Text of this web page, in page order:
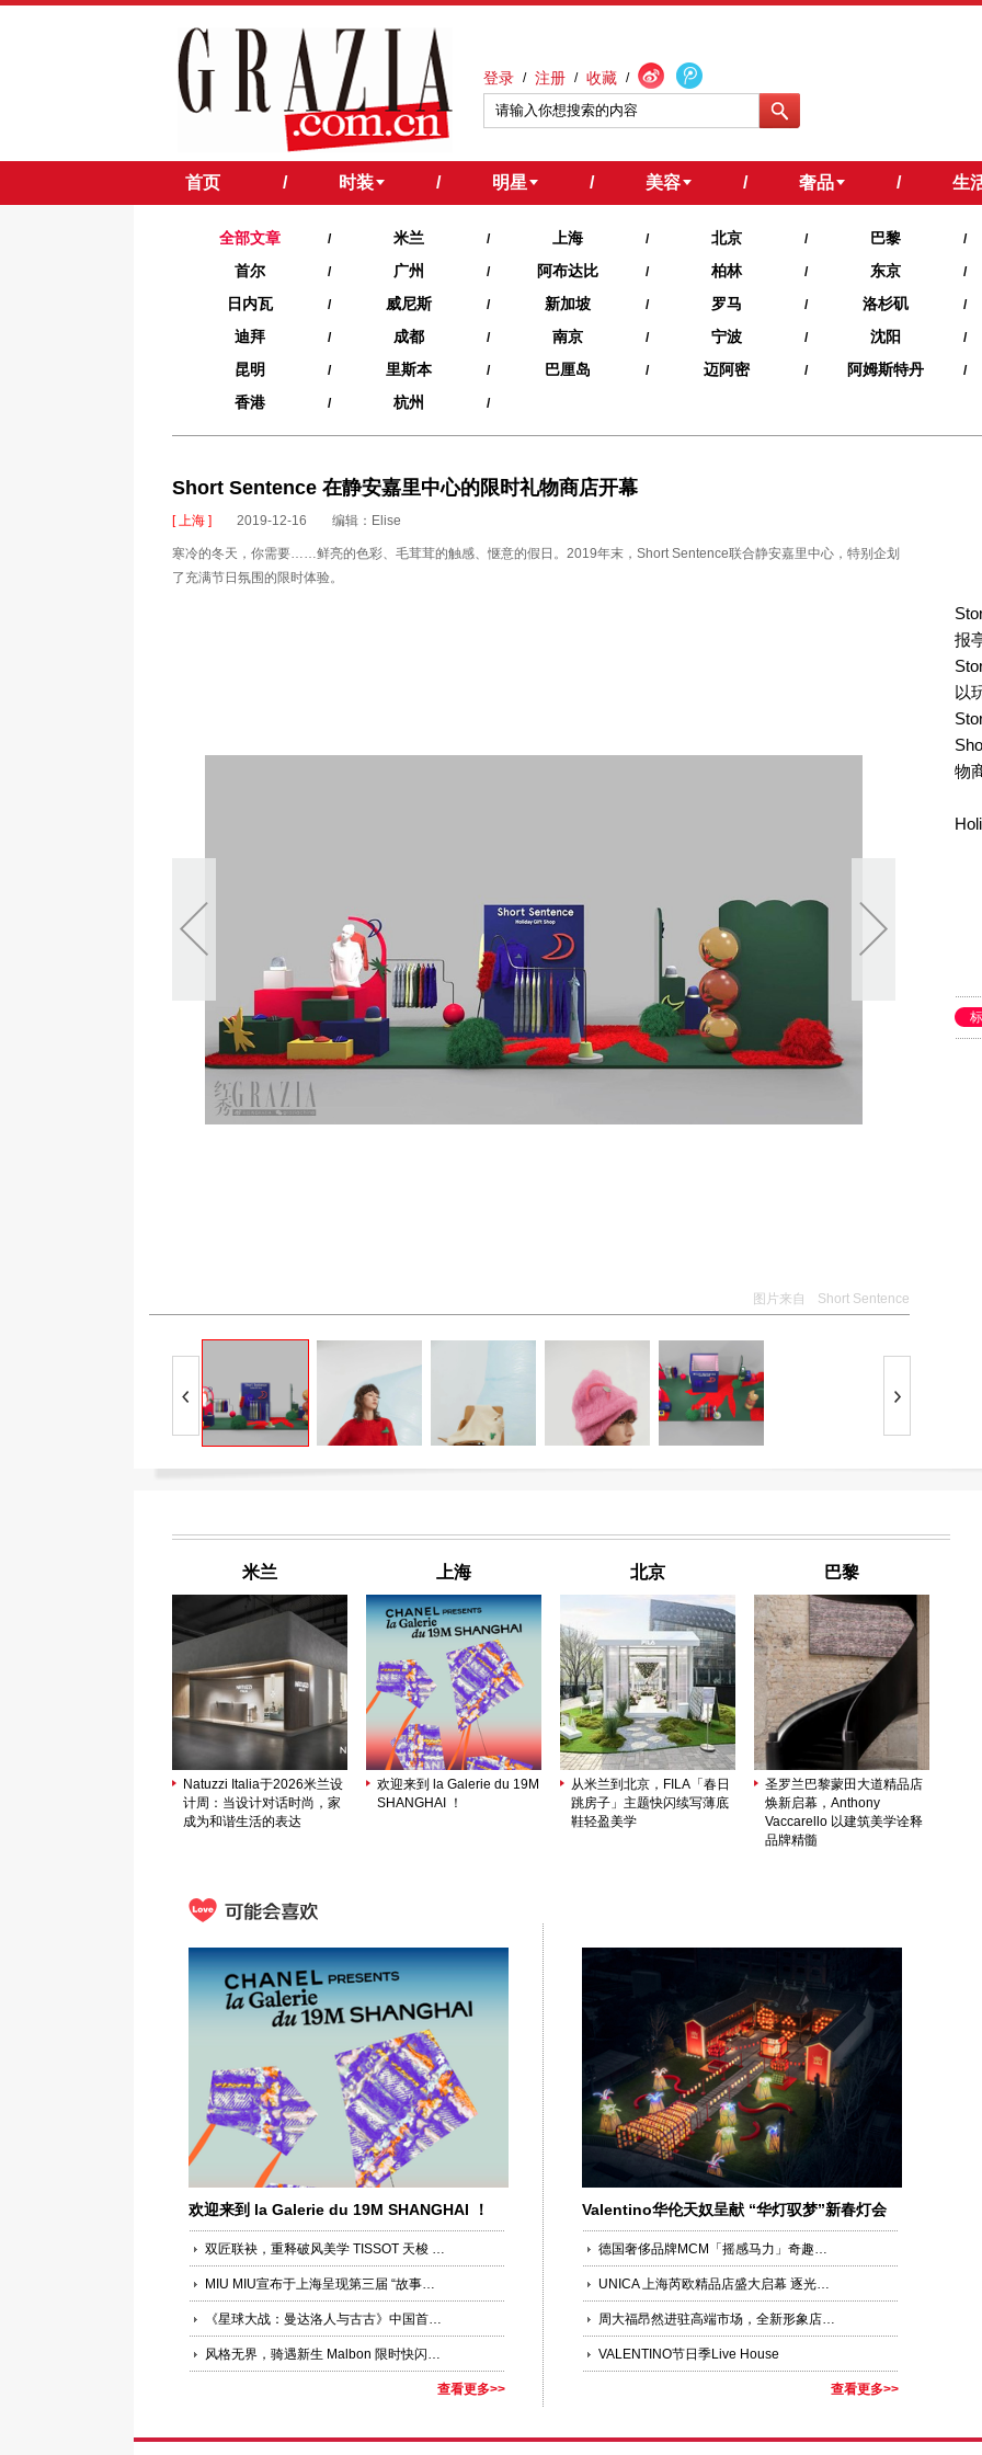
登录 / 注册 / 收藏 /
首页 / 时装 / 明星 / 美容 / 奢品 / 生
全部文章 / 米兰 / 上海 / 北京 / 巴黎 /
首尔 / 广州 / 阿布达比 / 柏林 / 东京 /
日内瓦 / 威尼斯 / 新加坡 / 罗马 / 洛杉矶 /
迪拜 / 成都 / 南京 / 宁波 / 沈阳 /
昆明 / 里斯本 / 巴厘岛 / 迈阿密 / 阿姆斯特丹 /
香港 / 杭州 /
Short Sentence 在静安嘉里中心的限时礼物商店开幕
[ 上海 ] 2019-12-16 编辑：Elise
寒冷的冬天，你需要……鲜亮的色彩、毛茸茸的触感、惬意的假日。2019年末，Short Sentence联合静安嘉里中心，特别企划
了充满节日氛围的限时体验。
图片来自 Short Sentence
报
以
物
米兰
Natuzzi Italia于2026米兰设
计周：当设计对话时尚，家
成为和谐生活的表达
上海
欢迎来到 la Galerie du 19M
SHANGHAI ！
北京
从米兰到北京，FILA「春日
跳房子」主题快闪续写薄底
鞋轻盈美学
巴黎
圣罗兰巴黎蒙田大道精品店
焕新启幕，Anthony
Vaccarello 以建筑美学诠释
品牌精髓
欢迎来到 la Galerie du 19M SHANGHAI ！
双匠联袂，重释破风美学 TISSOT 天梭 × PINARELLO 皮纳瑞罗联合新品发布活动于上海圆满落幕
MIU MIU宣布于上海呈现第三届 “故事与叙事者”
《星球大战：曼达洛人与古古》中国首映礼盛大举办 银河史诗于上海科技馆再度启幕，全方位点燃星际冒险狂欢
风格无界，骑遇新生 Malbon 限时快闪空间登陆上海嘉里中心，发布首个“中国马年”限定系列
查看更多>>
Valentino华伦天奴呈献 “华灯驭梦”新春灯会
德国奢侈品牌MCM「摇感马力」奇趣乐园空降城市中心
UNICA 上海芮欧精品店盛大启幕 逐光策马，沪上新篇
周大福昂然进驻高端市场，全新形象店于上海港汇恒隆广场盛大开幕
VALENTINO节日季Live House
查看更多>>